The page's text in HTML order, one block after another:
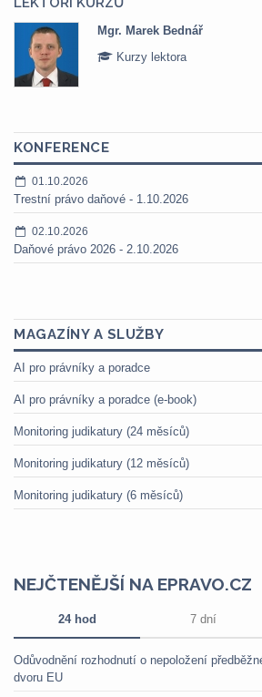
Mgr. Marek Bednář
Kurzy lektora
KONFERENCE
01.10.2026
Trestní právo daňové - 1.10.2026
02.10.2026
Daňové právo 2026 - 2.10.2026
MAGAZÍNY A SLUŽBY
AI pro právníky a poradce
AI pro právníky a poradce (e-book)
Monitoring judikatury (24 měsíců)
Monitoring judikatury (12 měsíců)
Monitoring judikatury (6 měsíců)
NEJČTENĚJŠÍ NA EPRAVO.CZ
24 hod 7 dní
Odůvodnění rozhodnutí o nepoložení
dvoru EU